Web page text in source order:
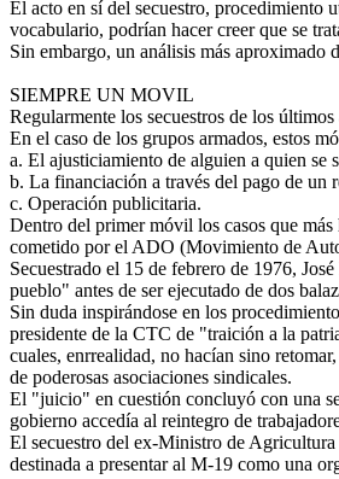
El acto en sí del secuestro, procedimiento
vocabulario, podrían hacer creer que se
Sin embargo, un análisis más aproximado
SIEMPRE UN MOVIL
Regularmente los secuestros de los
En el caso de los grupos armados, estos
a. El ajusticiamiento de alguien a quien se
b. La financiación a través del pago de un
c. Operación publicitaria.
Dentro del primer móvil los casos que
cometido por el ADO (Movimiento de
Secuestrado el 15 de febrero de 1976,
pueblo" antes de ser ejecutado de dos
Sin duda inspirándose en los
presidente de la CTC de "traición a la
cuales, enrrealidad, no hacían sino
de poderosas asociaciones sindicales.
El "juicio" en cuestión concluyó con una
gobierno accedía al reintegro de
El secuestro del ex-Ministro de
destinada a presentar al M-19 como una